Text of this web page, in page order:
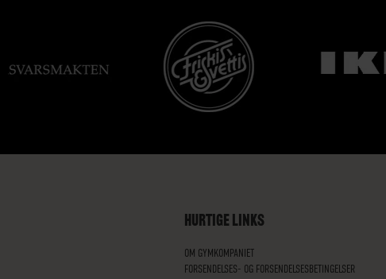
HURTIGE LINKS
OM GYMKOMPANIET
FORSENDELSES- OG FORSENDELSESBETINGELSER